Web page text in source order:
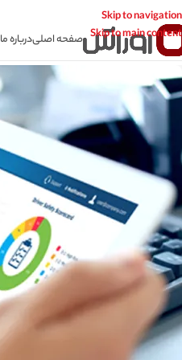
Skip to navigation
Skip to main content صفحه اصلیدرباره ما